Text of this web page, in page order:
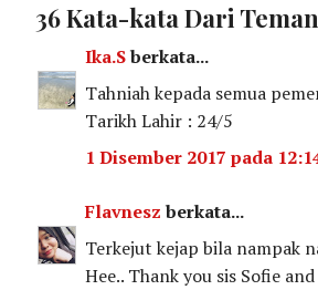
36 Kata-kata Dari
Ika.Sberkata...
Tahniah kepada semua
Tarikh Lahir : 24/5
1 Disember 2017 pada
Flavneszberkata...
Terkejut kejap bila nampak
Hee.. Thank you sis Sofie